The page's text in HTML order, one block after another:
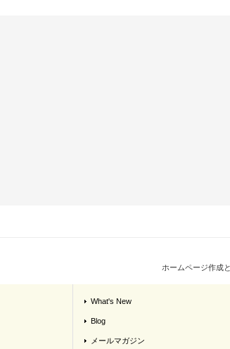
ホームページ作成
What's New
Blog
メールマガジン